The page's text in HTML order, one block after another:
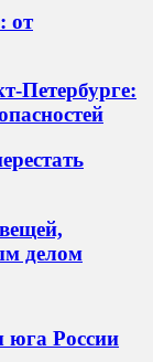
от
Петербурге:
делом
юга России